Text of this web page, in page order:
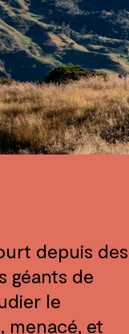
depuis des
géants de
le
menacé, et